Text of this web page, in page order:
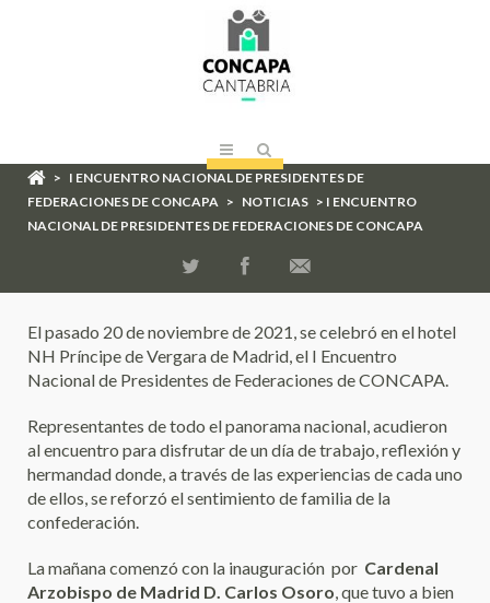
> I ENCUENTRO NACIONAL DE PRESIDENTES DE
FEDERACIONES DE CONCAPA > NOTICIAS > I ENCUENTRO
NACIONAL DE PRESIDENTES DE FEDERACIONES DE CONCAPA
El pasado 20 de noviembre de 2021, se celebró en el hotel
NH Príncipe de Vergara de Madrid, el I Encuentro
Nacional de Presidentes de Federaciones de CONCAPA.
Representantes de todo el panorama nacional, acudieron
al encuentro para disfrutar de un día de trabajo, reflexión y
hermandad donde, a través de las experiencias de cada uno
de ellos, se reforzó el sentimiento de familia de la
confederación.
La mañana comenzó con la inauguración por Cardenal
Arzobispo de Madrid D. Carlos Osoro, que tuvo a bien